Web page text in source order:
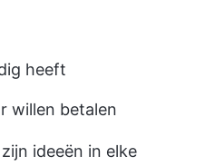
heeft
willen betalen
ideeën in elke